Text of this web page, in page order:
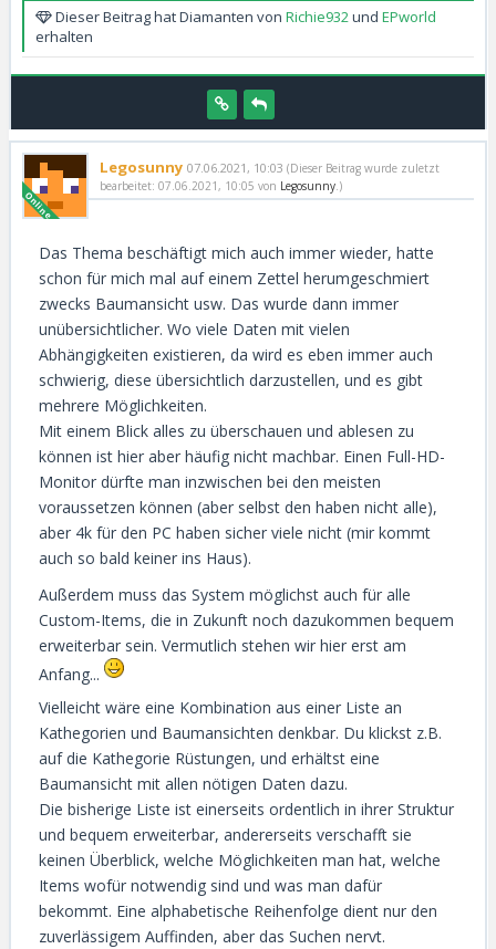
Dieser Beitrag hat Diamanten von Richie932 und EPworld
erhalten
Legosunny 07.06.2021, 10:03 (Dieser Beitrag wurde zuletzt
bearbeitet: 07.06.2021, 10:05 von Legosunny.)
Das Thema beschäftigt mich auch immer wieder, hatte
schon für mich mal auf einem Zettel herumgeschmiert
zwecks Baumansicht usw. Das wurde dann immer
unübersichtlicher. Wo viele Daten mit vielen
Abhängigkeiten existieren, da wird es eben immer auch
schwierig, diese übersichtlich darzustellen, und es gibt
mehrere Möglichkeiten.
Mit einem Blick alles zu überschauen und ablesen zu
können ist hier aber häufig nicht machbar. Einen Full-HD-
Monitor dürfte man inzwischen bei den meisten
voraussetzen können (aber selbst den haben nicht alle),
aber 4k für den PC haben sicher viele nicht (mir kommt
auch so bald keiner ins Haus).
Außerdem muss das System möglichst auch für alle
Custom-Items, die in Zukunft noch dazukommen bequem
erweiterbar sein. Vermutlich stehen wir hier erst am
Anfang...
Vielleicht wäre eine Kombination aus einer Liste an
Kathegorien und Baumansichten denkbar. Du klickst z.B.
auf die Kathegorie Rüstungen, und erhältst eine
Baumansicht mit allen nötigen Daten dazu.
Die bisherige Liste ist einerseits ordentlich in ihrer Struktur
und bequem erweiterbar, andererseits verschafft sie
keinen Überblick, welche Möglichkeiten man hat, welche
Items wofür notwendig sind und was man dafür
bekommt. Eine alphabetische Reihenfolge dient nur den
zuverlässigem Auffinden, aber das Suchen nervt.